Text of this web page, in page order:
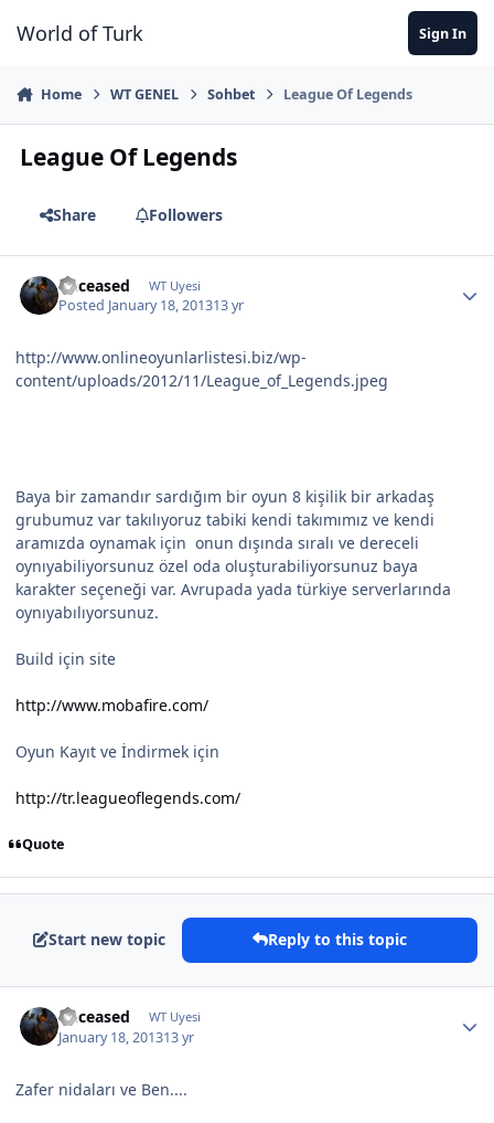
World of Turk Sign In
Home WT GENEL Sohbet League Of Legends
League Of Legends
Share Followers
Deceased WT Uyesi
Posted January 18, 201313 yr
http://www.onlineoyunlarlistesi.biz/wp-
content/uploads/2012/11/League_of_Legends.jpeg
Baya bir zamandır sardığım bir oyun 8 kişilik bir arkadaş
grubumuz var takılıyoruz tabiki kendi takımımız ve kendi
aramızda oynamak için onun dışında sıralı ve dereceli
oynıyabiliyorsunuz özel oda oluşturabiliyorsunuz baya
karakter seçeneği var. Avrupada yada türkiye serverlarında
oynıyabılıyorsunuz.
Build için site
http://www.mobafire.com/
Oyun Kayıt ve İndirmek için
http://tr.leagueoflegends.com/
Quote
Start new topic Reply to this topic
Deceased WT Uyesi
January 18, 201313 yr
Zafer nidaları ve Ben....